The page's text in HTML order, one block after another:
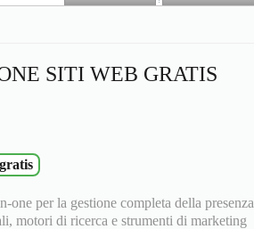
SITI WEB GRATIS
per la gestione completa della presenza
motori di ricerca e strumenti di marketing